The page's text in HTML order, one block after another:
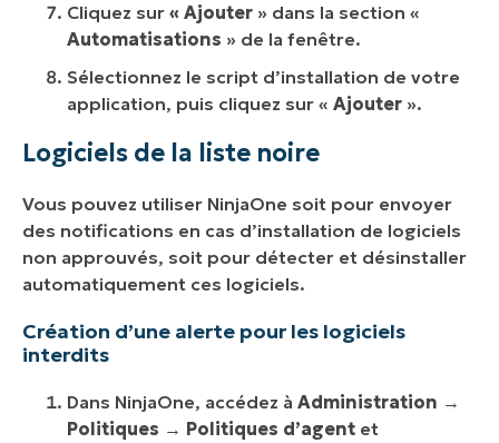
Cliquez sur « Ajouter » dans la section «
Automatisations » de la fenêtre.
Sélectionnez le script d’installation de votre
application, puis cliquez sur « Ajouter ».
Logiciels de la liste noire
Vous pouvez utiliser NinjaOne soit pour envoyer
des notifications en cas d’installation de logiciels
non approuvés, soit pour détecter et désinstaller
automatiquement ces logiciels.
Création d’une alerte pour les logiciels
interdits
Dans NinjaOne, accédez à Administration →
Politiques → Politiques d’agent et